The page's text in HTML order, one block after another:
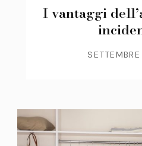
I vantaggi